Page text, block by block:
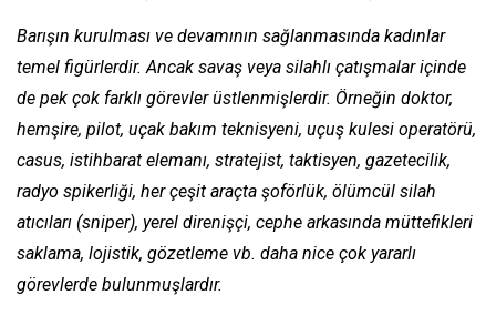
Barışın kurulması ve devamının sağlanmasında kadınlar
temel figürlerdir. Ancak savaş veya silahlı çatışmalar içinde
de pek çok farklı görevler üstlenmişlerdir. Örneğin doktor,
hemşire, pilot, uçak bakım teknisyeni, uçuş kulesi operatörü,
casus, istihbarat elemanı, stratejist, taktisyen, gazetecilik,
radyo spikerliği, her çeşit araçta şoförlük, ölümcül silah
atıcıları (sniper), yerel direnişçi, cephe arkasında müttefikleri
saklama, lojistik, gözetleme vb. daha nice çok yararlı
görevlerde bulunmuşlardır.